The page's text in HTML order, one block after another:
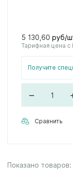
5 130,60 руб/
Тарифная цена
Получите
–
Сравнить
Показано товаров: